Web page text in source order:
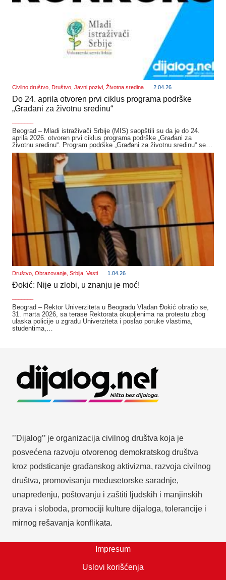
Civilno društvo, Društvo, Javni pozivi, Životna sredina 2.04.26
Do 24. aprila otvoren prvi ciklus programa podrške
„Građani za životnu sredinu“
Beograd – Mladi istraživači Srbije (MIS) saopštili su da je do 24.
aprila 2026. otvoren prvi ciklus programa podrške „Građani za
životnu sredinu“. Program podrške „Građani za životnu sredinu“ se…
Društvo, Obrazovanje, Srbija, Vesti 1.04.26
Đokić: Nije u zlobi, u znanju je moć!
Beograd – Rektor Univerziteta u Beogradu Vladan Đokić obratio se,
31. marta 2026, sa terase Rektorata okupljenima na protestu zbog
ulaska policije u zgradu Univerziteta i poslao poruke vlastima,
studentima,…
’’Dijalog’’ je organizacija civilnog društva koja je
posvećena razvoju otvorenog demokratskog društva
kroz podsticanje građanskog aktivizma, razvoja civilnog
društva, promovisanju međusetorske saradnje,
unapređenju, poštovanju i zaštiti ljudskih i manjinskih
prava i sloboda, promociji kulture dijaloga, tolerancije i
mirnog rešavanja konflikata.
Impresum
Uslovi korišćenja